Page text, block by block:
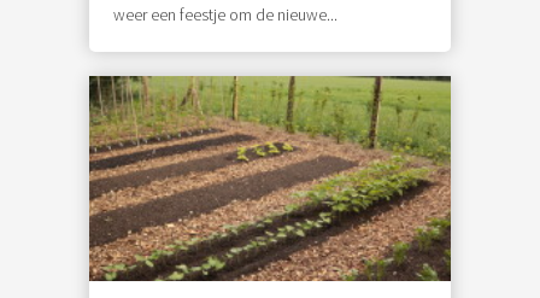
weer een feestje om de nieuwe...